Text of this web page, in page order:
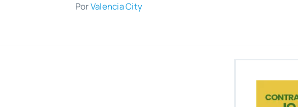
PorValen­cia City